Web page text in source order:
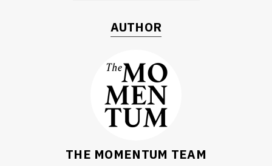
AUTHOR
THE MOMENTUM TEAM